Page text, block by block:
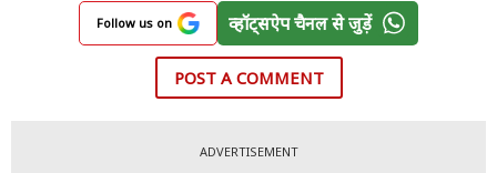
Follow us on व्हॉट्सऐप चैनल से जुड़ें
POST A COMMENT
ADVERTISEMENT